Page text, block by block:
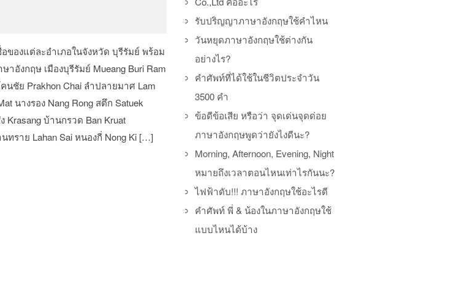
ของแต่ละอำเภอในจังหวัด บุรีรัมย์ พร้อม
าอังกฤษ เมืองบุรีรัมย์ Mueang Buri Ram
นชัย Prakhon Chai ลำปลายมาศ Lam
นางรอง Nang Rong สตึก Satuek
Krasang บ้านกรวด Ban Kruat
ทราย Lahan Sai หนองกี่ Nong Ki […]
รับปริญญาภาษาอังกฤษใช้คำไหน
วันหยุดภาษาอังกฤษใช้ต่างกัน
อย่างไร?
คำศัพท์ที่ได้ใช้ในชีวิตประจำวัน
3500 คำ
ข้อดีข้อเสีย หรือว่า จุดเด่นจุดด่อย
ภาษาอังกฤษพูดว่ายังไงดีนะ?
Morning, Afternoon, Evening, Night
หมายถึงเวลาตอนไหนเท่าไรกันนะ?
ไฟฟ้าดับ!!! ภาษาอังกฤษใช้อะไรดี
คำศัพท์ พี่ & น้องในภาษาอังกฤษใช้
แบบไหนได้บ้าง